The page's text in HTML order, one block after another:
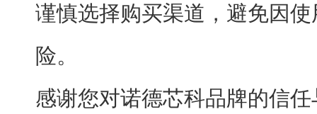
谨慎选择购买渠道，避免因
险。
感谢您对诺德芯科品牌的信